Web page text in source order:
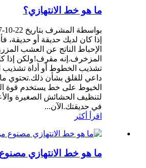
ما هو خط الانتهازي؟
بواسطة المشرف بتاريخ 22-10-17
إذا كان لديك حديقة أو
الإحباط الناتج عن العشب
المزخرف.إنه مقرف!ولكن إذا
تشذيب الخطوط أو أداة تشذيب
داعي للقلق بشأن ذلك.تحتوي
الخيوط على خط يستخدم قوة
لتنظيف الحشائش الصغيرة
في حديقتك.الآن...
اقرأ أكثر
ما هو خط الانتهازي